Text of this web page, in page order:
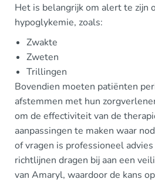
Het is belangrijk om alert te zijn
hypoglykemie, zoals:
Zwakte
Zweten
Trillingen
Bovendien moeten patiënten
afstemmen met hun
om de effectiviteit van de
aanpassingen te maken waar
of vragen is professioneel
richtlijnen dragen bij aan een
van Amaryl, waardoor de kans